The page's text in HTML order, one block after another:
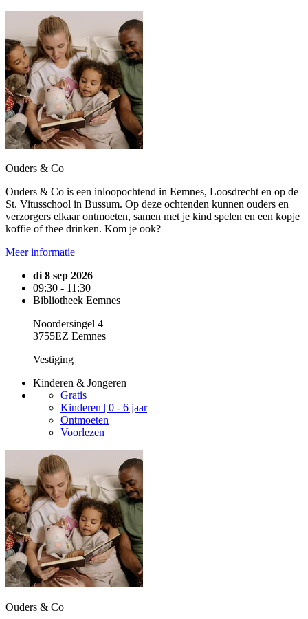
Ouders & Co
Ouders & Co is een inloopochtend in Eemnes, Loosdrecht en op de
St. Vitusschool in Bussum. Op deze ochtenden kunnen ouders en
verzorgers elkaar ontmoeten, samen met je kind spelen en een kopje
koffie of thee drinken. Kom je ook?
Meer informatie
di 8 sep 2026
09:30 - 11:30
Bibliotheek Eemnes
Noordersingel 4
3755EZ Eemnes
Vestiging
Kinderen & Jongeren
Gratis
Kinderen | 0 - 6 jaar
Ontmoeten
Voorlezen
Ouders & Co